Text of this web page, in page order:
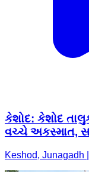
કેશોદ: કેશોદ
વચ્ચે અકસ્માત,
Keshod, Junagadh